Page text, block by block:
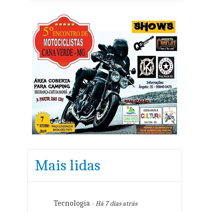
Mais lidas
Tecnologia - Há 7 dias atrás